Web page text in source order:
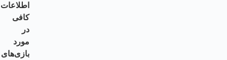
اطلاعات
کافی
در
مورد
بازی‌های